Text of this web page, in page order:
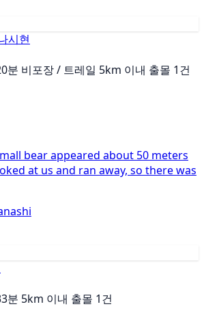
시현
분 비포장 / 트레일 5km 이내 출몰 1건
bear appeared about 50 meters
at us and ran away, so there was
분 5km 이내 출몰 1건